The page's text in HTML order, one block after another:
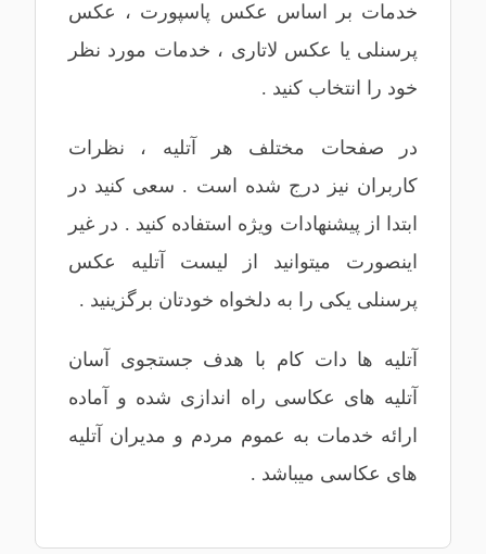
خدمات بر اساس عکس پاسپورت ، عکس
پرسنلی یا عکس لاتاری ، خدمات مورد نظر
خود را انتخاب کنید .
در صفحات مختلف هر آتلیه ، نظرات
کاربران نیز درج شده است . سعی کنید در
ابتدا از پیشنهادات ویژه استفاده کنید . در غیر
اینصورت میتوانید از لیست آتلیه عکس
پرسنلی یکی را به دلخواه خودتان برگزینید .
آتلیه ها دات کام با هدف جستجوی آسان
آتلیه های عکاسی راه اندازی شده و آماده
ارائه خدمات به عموم مردم و مدیران آتلیه
های عکاسی میباشد .